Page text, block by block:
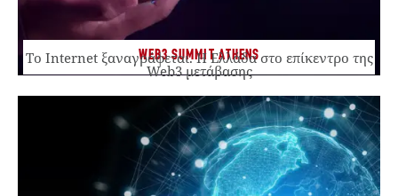
WEB3 SUMMIT ATHENS
Το Internet ξαναγράφεται. Η Ελλάδα στο επίκεντρο της
Web3 μετάβασης